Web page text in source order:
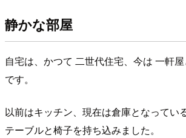
静かな部屋
自宅は、かつて 二世代住宅、今は 一軒
です。
以前はキッチン、現在は倉庫となってい
テーブルと椅子を持ち込みました。